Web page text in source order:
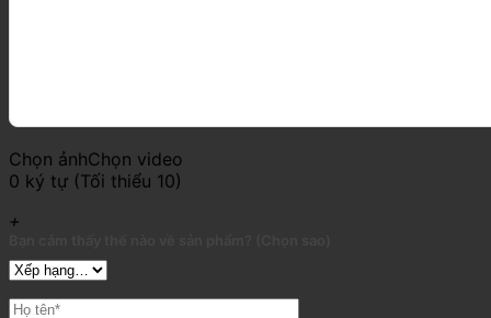
Chọn ảnhChọn video
0 ký tự (Tối thiểu 10)
+